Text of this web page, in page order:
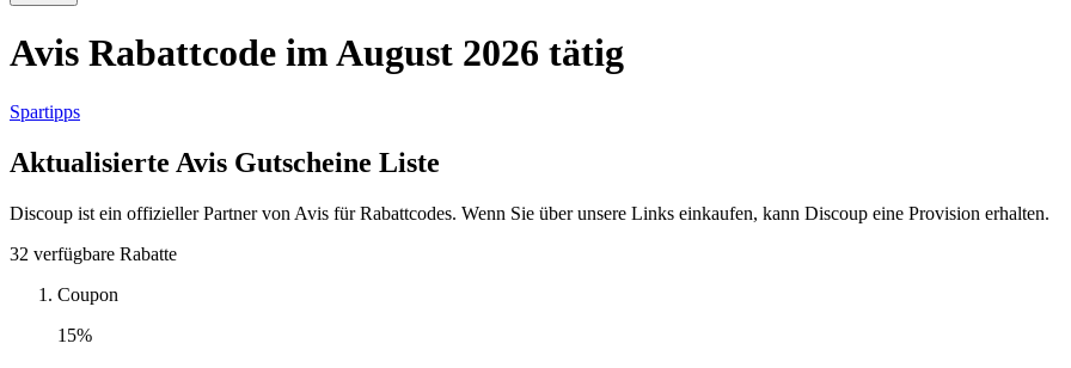
Avis Rabattcode im August 2026 tätig
Spartipps
Aktualisierte Avis Gutscheine Liste
Discoup ist ein offizieller Partner von Avis für Rabattcodes. Wenn Sie über unsere Links einkaufen, kann Discoup eine Provision erhalten.
32 verfügbare Rabatte
Coupon
15%